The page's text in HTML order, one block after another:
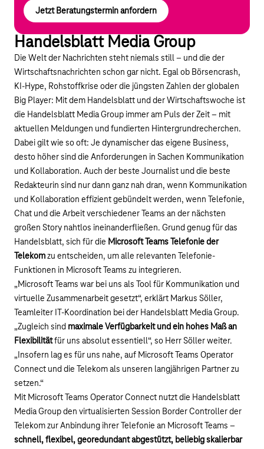
Jetzt Beratungstermin anfordern
Handelsblatt Media Group
Die Welt der Nachrichten steht niemals still – und die der
Wirtschaftsnachrichten schon gar nicht. Egal ob Börsencrash,
KI-Hype, Rohstoffkrise oder die jüngsten Zahlen der globalen
Big Player: Mit dem Handelsblatt und der Wirtschaftswoche ist
die Handelsblatt Media Group immer am Puls der Zeit – mit
aktuellen Meldungen und fundierten Hintergrundrecherchen.
Dabei gilt wie so oft: Je dynamischer das eigene Business,
desto höher sind die Anforderungen in Sachen Kommunikation
und Kollaboration. Auch der beste Journalist und die beste
Redakteurin sind nur dann ganz nah dran, wenn Kommunikation
und Kollaboration effizient gebündelt werden, wenn Telefonie,
Chat und die Arbeit verschiedener Teams an der nächsten
großen Story nahtlos ineinanderfließen. Grund genug für das
Handelsblatt, sich für die Microsoft Teams Telefonie der
Telekomzu entscheiden, um alle relevanten Telefonie-
Funktionen in Microsoft Teams zu integrieren.
„Microsoft Teams war bei uns als Tool für Kommunikation und
virtuelle Zusammenarbeit gesetzt“, erklärt Markus Söller,
Teamleiter IT-Koordination bei der Handelsblatt Media Group.
„Zugleich sind maximale Verfügbarkeit und ein hohes Maß an
Flexibilitätfür uns absolut essentiell“, so Herr Söller weiter.
„Insofern lag es für uns nahe, auf Microsoft Teams Operator
Connect und die Telekom als unseren langjährigen Partner zu
setzen.“
Mit Microsoft Teams Operator Connect nutzt die Handelsblatt
Media Group den virtualisierten Session Border Controller der
Telekom zur Anbindung ihrer Telefonie an Microsoft Teams –
schnell, flexibel, georedundant abgestützt, beliebig skalierbar